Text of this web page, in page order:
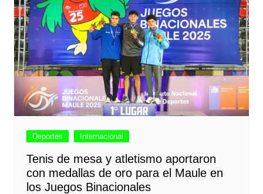
Deportes Internacional
Tenis de mesa y atletismo aportaron
con medallas de oro para el Maule en
los Juegos Binacionales